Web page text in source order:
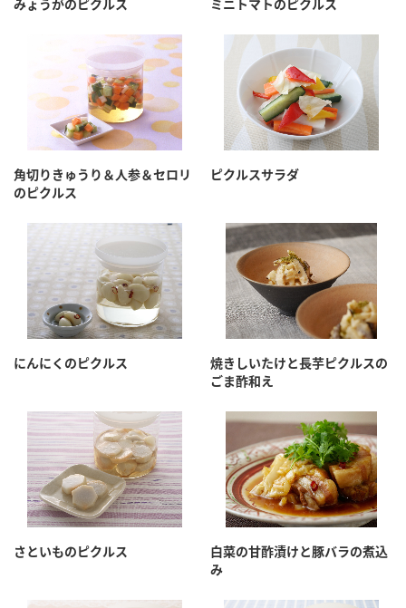
みょうがのピクルス ミニトマトのピクルス
角切りきゅうり＆人参＆セロリ
のピクルス
ピクルスサラダ
にんにくのピクルス
焼きしいたけと長芋ピクルスの
ごま酢和え
さといものピクルス
白菜の甘酢漬けと豚バラの煮込
み